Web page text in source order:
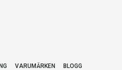
VARUMÄRKEN BLOGG